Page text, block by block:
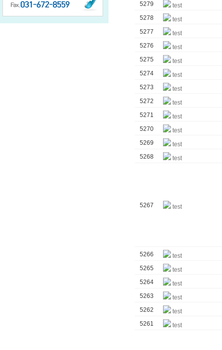
5279
test
5278
test
5277
test
5276
test
5275
test
5274
test
5273
test
5272
test
5271
test
5270
test
5269
test
5268
test
5267 test
5266
test
5265
test
5264
test
5263
test
5262
test
5261
test